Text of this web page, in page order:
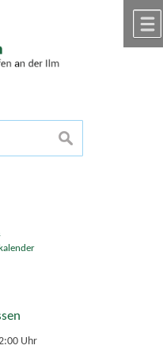
suchen
Uhr